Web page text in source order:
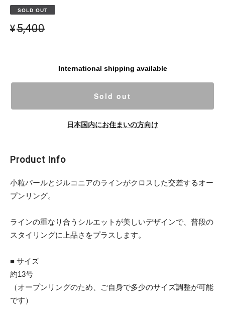
SOLD OUT
¥5,400
International shipping available
Sold out
日本国内にお住まいの方向け
Product Info
小粒パールとジルコニアのラインがクロスした交差するオー
プンリング。
ラインの重なり合うシルエットが美しいデザインで、普段の
スタイリングに上品さをプラスします。
■ サイズ
約13号
（オープンリングのため、ご自身で多少のサイズ調整が可能
です）